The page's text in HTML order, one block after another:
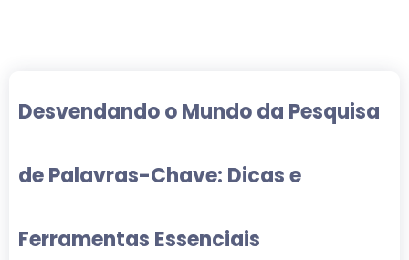
Desvendando o Mundo da Pesquisa
de Palavras-Chave: Dicas e
Ferramentas Essenciais